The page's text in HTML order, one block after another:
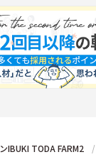
IBUKI TODA FARM2